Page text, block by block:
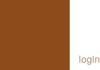
login